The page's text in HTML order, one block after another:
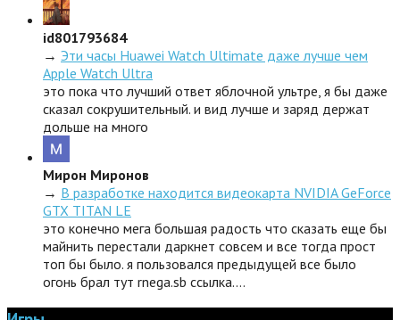
id801793684
→ Эти часы Huawei Watch Ultimate даже лучше чем
Apple Watch Ultra
это пока что лучший ответ яблочной ультре, я бы даже
сказал сокрушительный. и вид лучше и заряд держат
дольше на много
Мирон Миронов
→ В разработке находится видеокарта NVIDIA GeForce
GTX TITAN LE
это конечно мега большая радость что сказать еще бы
майнить перестали даркнет совсем и все тогда прост
топ бы было. я пользовался предыдущей все было
огонь брал тут rnega.sb ссылка.…